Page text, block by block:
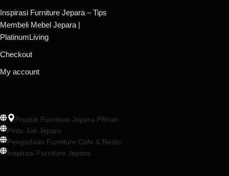
Inspirasi Furniture Jepara – Tips
Membeli Mebel Jepara |
PlatinumLiving
Checkout
My account
Produk Furniture Jepara Pilihan
Pintu Jati Jepara
Pengadaan Furniture Cafe & Resto
Inspirasi Furniture Jepara